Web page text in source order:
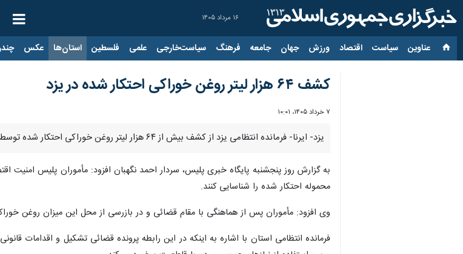
۱۶ مرداد ۱۴۰۵
عناوین‌ سیاست اقتصاد ورزش جهان جامعه فرهنگ سیاست‌خارجی علمی فلسطین استان‌ها عکس
کشف ۶۴ هزار لیتر روغن خوراکی احتکار شده در یزد
۷ خرداد ۱۴۰۵، ۱۰:۰۱
یزد- ایرنا- فرمانده انتظامی یزد از کشف بیش از ۶۴ هزار لیتر روغن خوراکی احتکار شده توسط پلیس امنیت اقتصادی استان خبر داد.
به گزارش روز پنجشنبه پایگاه خبری پلیس، سردار احمد نگهبان افزود: مأموران پلیس
محموله احتکار شده را شناسایی کنند.
وی افزود: مأموران پس از هماهنگی با مقام قضائی و در بازرسی از محل این میزان روغن خوراکی احتکار شده که کارشناسان
فرمانده انتظامی استان با اشاره به اینکه در این رابطه پرونده قضائی تشکیل و اقدامات